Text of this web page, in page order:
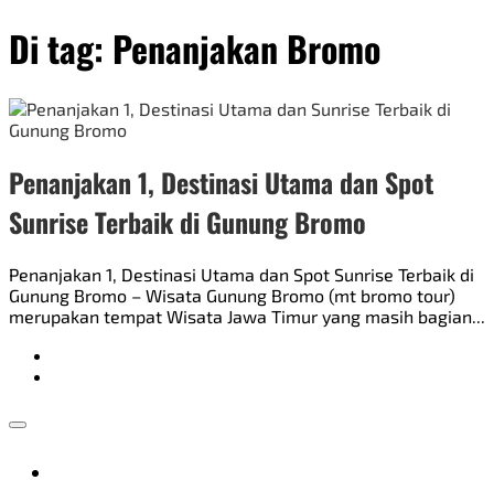
Di tag: Penanjakan Bromo
Penanjakan 1, Destinasi Utama dan Spot
Sunrise Terbaik di Gunung Bromo
Penanjakan 1, Destinasi Utama dan Spot Sunrise Terbaik di
Gunung Bromo – Wisata Gunung Bromo (mt bromo tour)
merupakan tempat Wisata Jawa Timur yang masih bagian...